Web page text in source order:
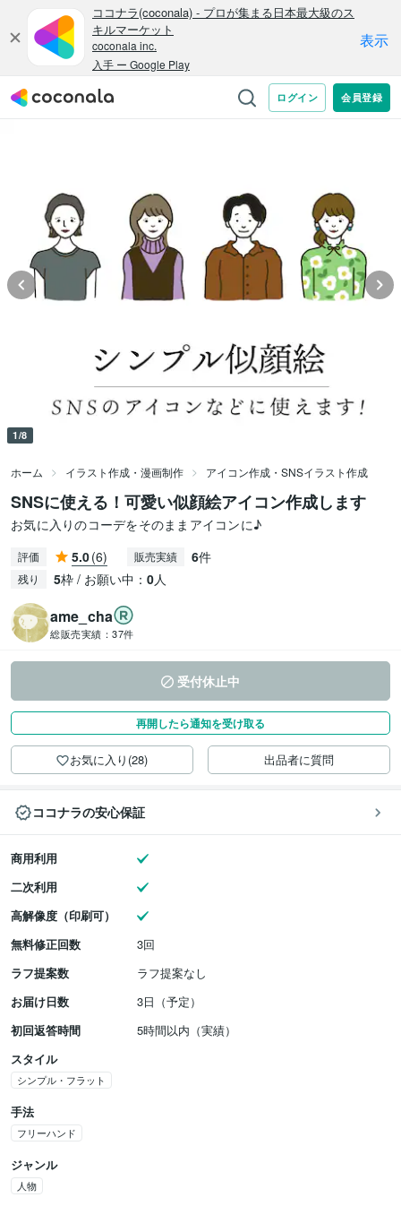
1/8
ホーム イラスト作成・漫画制作 アイコン作成・SNSイラスト作成
SNSに使える！可愛い似顔絵アイコン作成します
お気に入りのコーデをそのままアイコンに♪
評価 5.0(6) 販売実績 6件
残り 5枠 / お願い中： 0人
ame_cha
総販売実績： 37件
受付休止中
再開したら通知を受け取る
お気に入り(28) 出品者に質問
ココナラの安心保証
商用利用
二次利用
高解像度（印刷可）
無料修正回数
3回
ラフ提案数
ラフ提案なし
お届け日数
3日（予定）
初回返答時間
5時間以内（実績）
スタイル
シンプル・フラット
手法
フリーハンド
ジャンル
人物